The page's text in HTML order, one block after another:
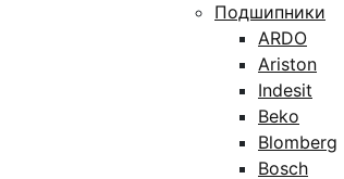
Подшипники
ARDO
Ariston
Indesit
Beko
Blomberg
Bosch